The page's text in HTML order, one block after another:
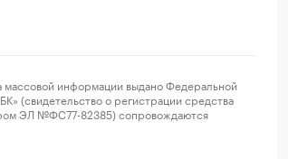
информации выдано Федеральной
(свидетельство о регистрации средства
ЭЛ №ФС77-82385) сопровождаются